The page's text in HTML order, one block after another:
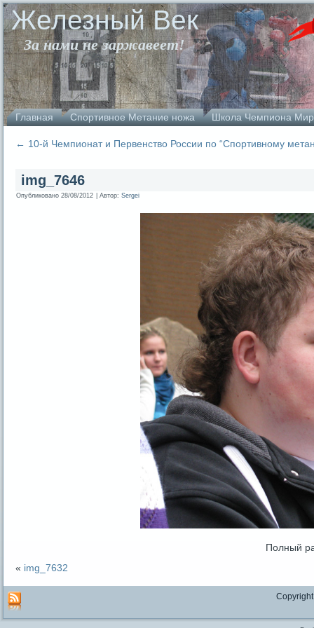
Железный Век
За нами не заржавеет!
Главная Спортивное Метание ножа Школа Чемпиона
← 10-й Чемпионат и Первенство России по “Спортивному
img_7646
Опубликовано 28/08/2012 Автор: Sergei
Полный
« img_7632